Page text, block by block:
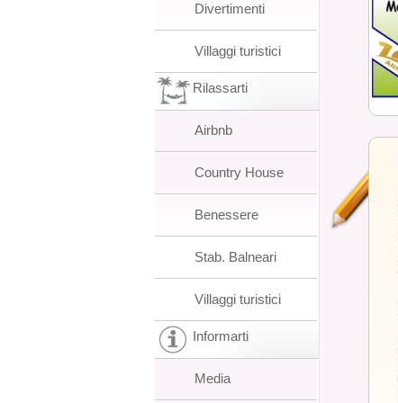
Divertimenti
Villaggi turistici
Rilassarti
Airbnb
Country House
Benessere
Stab. Balneari
Villaggi turistici
Informarti
Media